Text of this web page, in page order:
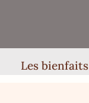
Les bienfaits